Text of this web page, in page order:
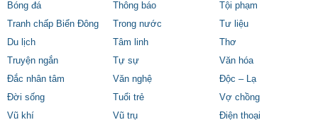
Bóng đá
Thông báo
Tội phạm
Tranh chấp Biển Đông
Trong nước
Tư liệu
Du lịch
Tâm linh
Thơ
Truyện ngắn
Tự sự
Văn hóa
Đắc nhân tâm
Văn nghệ
Độc – Lạ
Đời sống
Tuổi trẻ
Vợ chồng
Vũ khí
Vũ trụ Điện thoại